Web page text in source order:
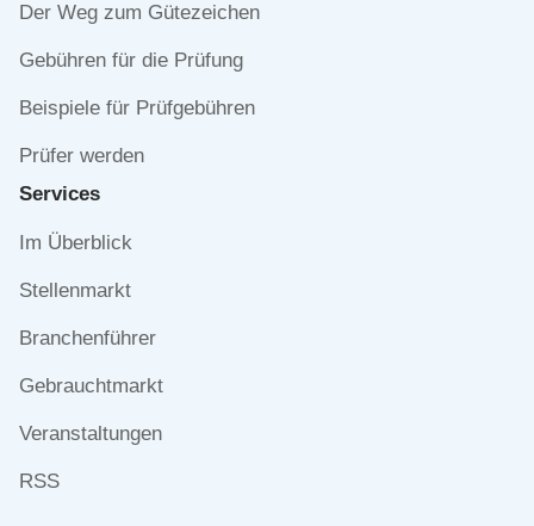
Der Weg zum Gütezeichen
Gebühren für die Prüfung
Beispiele für Prüfgebühren
Prüfer werden
Services
Navigation
Im Überblick
Stellenmarkt
Branchenführer
Gebrauchtmarkt
Veranstaltungen
RSS